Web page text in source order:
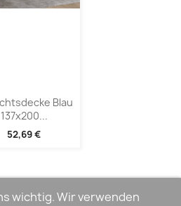
Blau
137x200...
52,69 €
wichtig. Wir verwenden